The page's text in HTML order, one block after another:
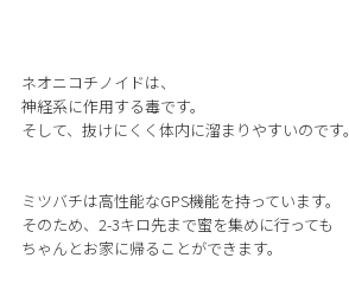
ネオニコチノイドは、
神経系に作用する毒です。
そして、抜けにくく体内に溜まりやすいのです。
ミツバチは高性能なGPS機能を持っています。
そのため、2-3キロ先まで蜜を集めに行っても
ちゃんとお家に帰ることができます。